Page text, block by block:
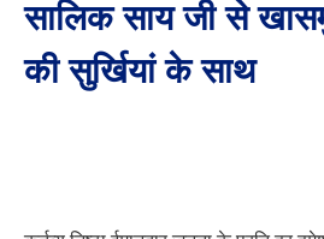
सालिक साय जी से
की सुर्खियां के साथ